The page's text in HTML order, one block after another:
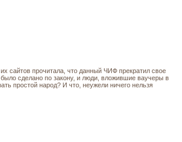
сайтов прочитала, что данный ЧИФ прекратил свое
сделано по закону, и люди, вложившие ваучеры в
простой народ? И что, неужели ничего нельзя